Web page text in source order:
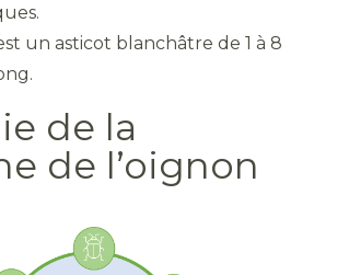
un asticot blanchâtre de 1 à 8
de la
de l’oignon